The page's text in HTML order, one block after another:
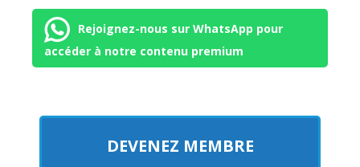
Rejoignez-nous sur WhatsApp pour
accéder à notre contenu premium
DEVENEZ MEMBRE